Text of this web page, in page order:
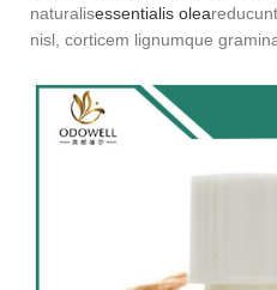
naturalisessentialis olea
nisl, corticem lignumque